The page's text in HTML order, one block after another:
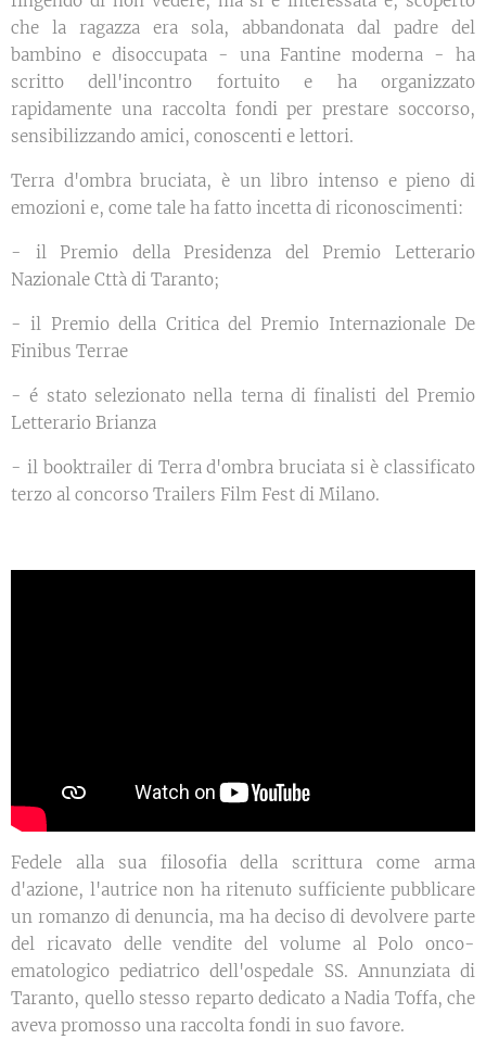
che la ragazza era sola, abbandonata dal padre del
bambino e disoccupata - una Fantine moderna - ha
scritto dell'incontro fortuito e ha organizzato
rapidamente una raccolta fondi per prestare soccorso,
sensibilizzando amici, conoscenti e lettori.
Terra d'ombra bruciata, è un libro intenso e pieno di
emozioni e, come tale ha fatto incetta di riconoscimenti:
- il Premio della Presidenza del Premio Letterario
Nazionale Cttà di Taranto;
- il Premio della Critica del Premio Internazionale De
Finibus Terrae
- é stato selezionato nella terna di finalisti del Premio
Letterario Brianza
- il booktrailer di Terra d'ombra bruciata si è classificato
terzo al concorso Trailers Film Fest di Milano.
Fedele alla sua filosofia della scrittura come arma
d'azione, l'autrice non ha ritenuto sufficiente pubblicare
un romanzo di denuncia, ma ha deciso di devolvere parte
del ricavato delle vendite del volume al Polo onco-
ematologico pediatrico dell'ospedale SS. Annunziata di
Taranto, quello stesso reparto dedicato a Nadia Toffa, che
aveva promosso una raccolta fondi in suo favore.